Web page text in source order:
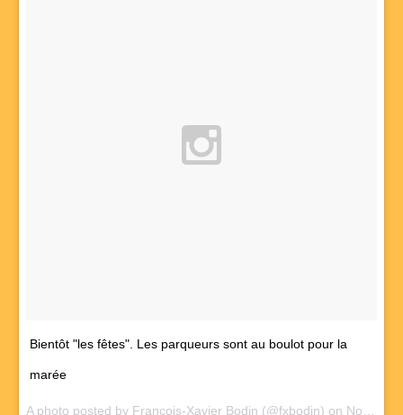
Bientôt "les fêtes". Les parqueurs sont au boulot pour la
marée
A photo posted by François-Xavier Bodin (@fxbodin) on Nov 29, 2015 at 3:22am PST